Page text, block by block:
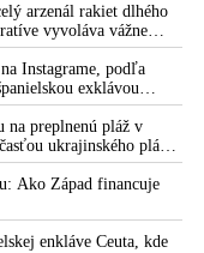
arzenál rakiet dlhého
vyvoláva vážne
vypuknutia
Instagrame, podľa
exklávou
preplnenú pláž v
ukrajinského plánu,
po porážke
mori na iránsku loď
sa na pokyn svojich
Európu a ďalšie
Ako Západ financuje
enkláve Ceuta, kde